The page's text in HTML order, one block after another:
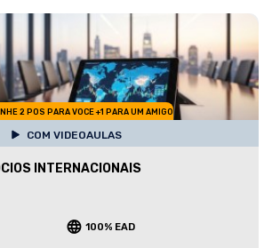
2 POS PARA VOCE +1 PARA UM AMIGO
COM VIDEOAULAS
INTERNACIONAIS
100% EAD